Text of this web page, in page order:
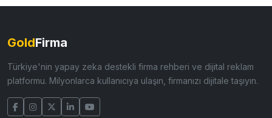
GoldFirma
Türkiye'nin yapay zeka destekli firma rehberi ve dijital reklam
platformu. Milyonlarca kullanıcıya ulaşın, firmanızı dijitale taşıyın.